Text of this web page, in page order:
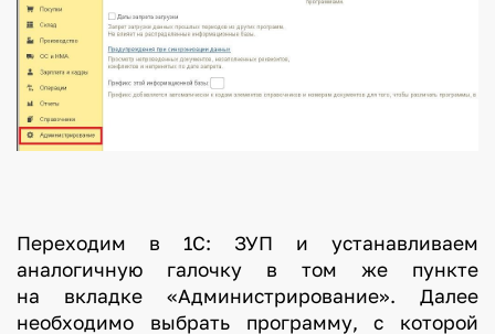
Переходим в 1С: ЗУП и устанавливаем
аналогичную галочку в том же пункте
на вкладке «Администрирование». Далее
необходимо выбрать программу, с которой